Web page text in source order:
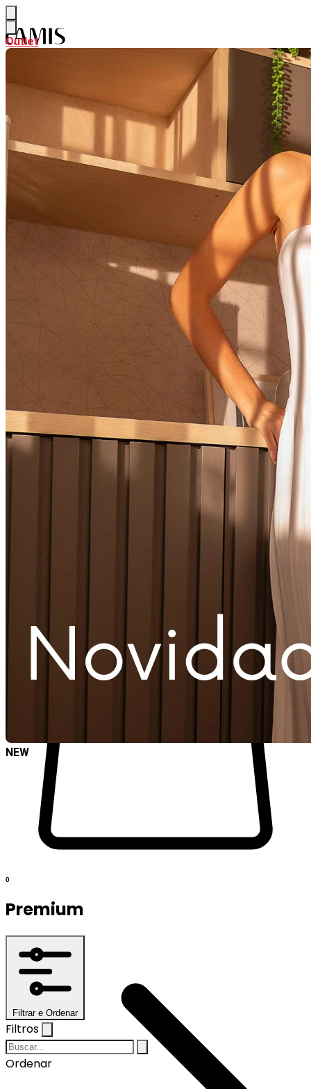
Outlet
NEW
Ver NEW
ALFAIATARIA
CURADORIA DE VERÃO
Ver PARTE DE CIMA
BODY & BLUSAS
CAMISAS & BATAS
CALÇAS & SHORTS
SAIAS
SAIAS CURTAS
SAIAS MIDI
SAIAS LONGAS
LOOK INTEIRO
Ver LOOK INTEIRO
CONJUNTOS
MACACÃO
VESTIDOS
VESTIDOS LONGOS
VESTIDOS MIDI & MÉDIOS
SOBREPOSIÇÃO
Ver SOBREPOSIÇÃO
BLAZER & SPENCER
CARDIGANS & SUÉTER
0
Premium
Filtrar e Ordenar
Filtros
Ordenar